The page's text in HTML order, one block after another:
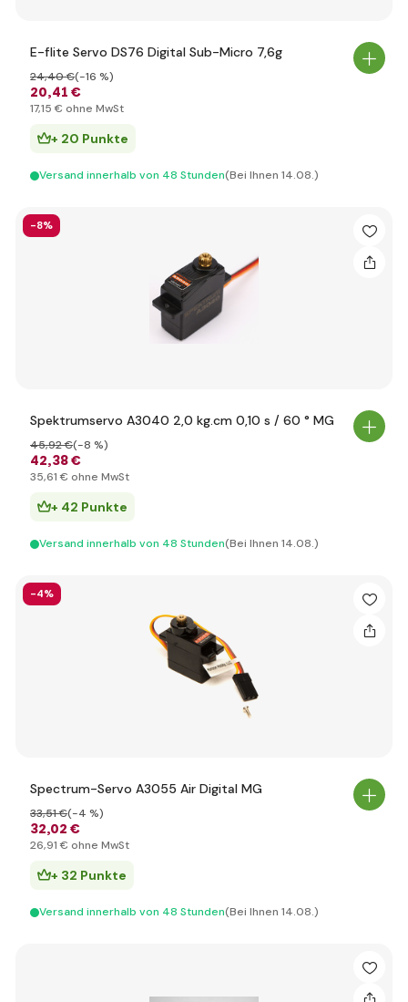
E-flite Servo DS76 Digital Sub-Micro 7,6g
20,41 €
24,40 €(-16 %)
17,15 € ohne MwSt
+ 20 Punkte
Versand innerhalb von 48 Stunden(Bei Ihnen 14.08.)
-8%
Spektrumservo A3040 2,0 kg.cm 0,10 s / 60 ° MG
42,38 €
45,92 €(-8 %)
35,61 € ohne MwSt
+ 42 Punkte
Versand innerhalb von 48 Stunden(Bei Ihnen 14.08.)
-4%
Spectrum-Servo A3055 Air Digital MG
32,02 €
33,51 €(-4 %)
26,91 € ohne MwSt
+ 32 Punkte
Versand innerhalb von 48 Stunden(Bei Ihnen 14.08.)